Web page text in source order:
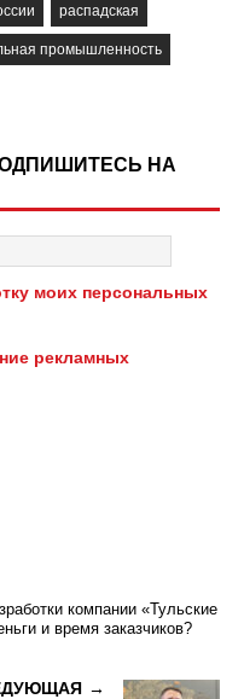
распадская
промышленность
НА
моих персональных
рекламных
компании «Тульские
и время заказчиков?